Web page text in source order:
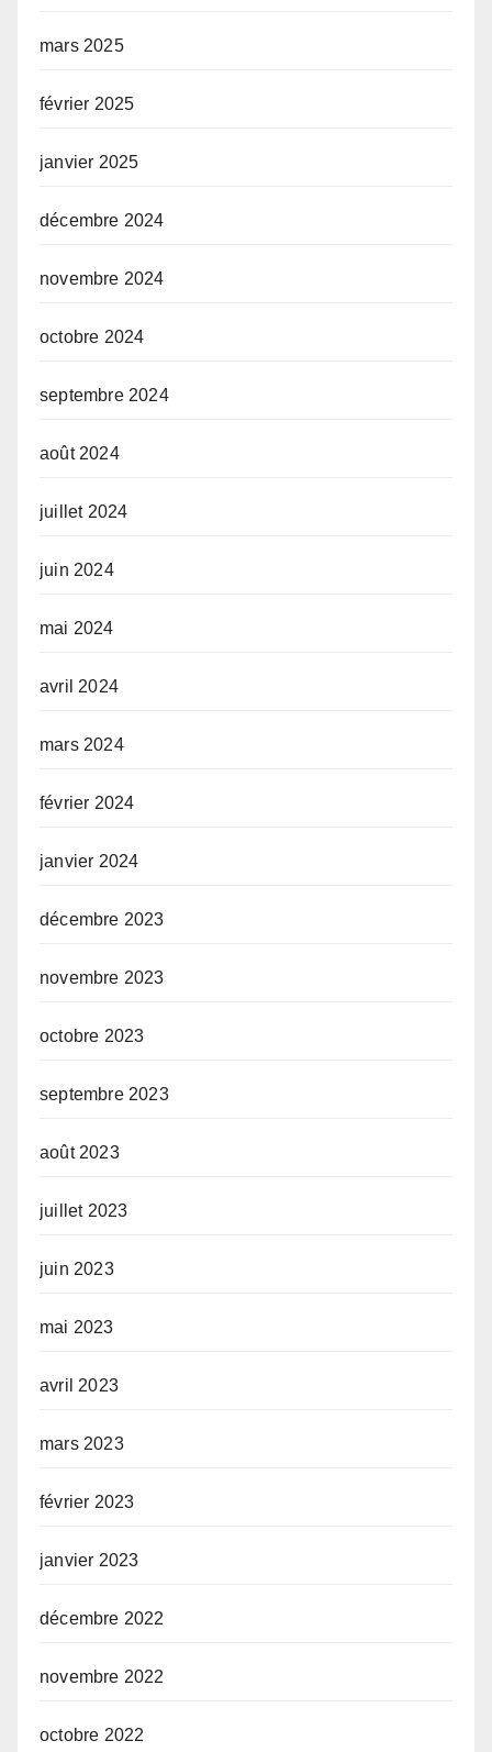
mars 2025
février 2025
janvier 2025
décembre 2024
novembre 2024
octobre 2024
septembre 2024
août 2024
juillet 2024
juin 2024
mai 2024
avril 2024
mars 2024
février 2024
janvier 2024
décembre 2023
novembre 2023
octobre 2023
septembre 2023
août 2023
juillet 2023
juin 2023
mai 2023
avril 2023
mars 2023
février 2023
janvier 2023
décembre 2022
novembre 2022
octobre 2022